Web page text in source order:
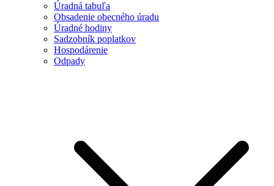
Úradná tabuľa
Obsadenie obecného úradu
Úradné hodiny
Sadzobník poplatkov
Hospodárenie
Odpady